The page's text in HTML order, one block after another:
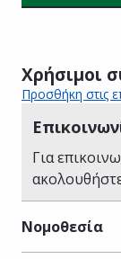
Χρήσιμοι
Προσθήκη στις
Για
Νομοθεσία